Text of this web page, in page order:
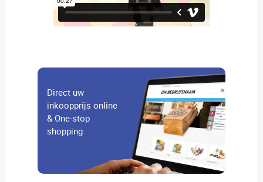
Direct uw
inkoopprijs online
& One-stop
shopping